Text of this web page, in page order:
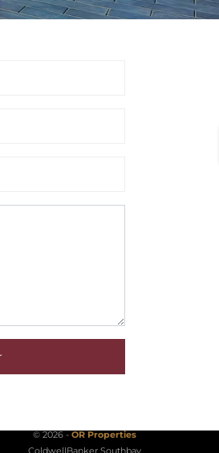
© 2026 - OR Properties
ColdwellBanker Southbay